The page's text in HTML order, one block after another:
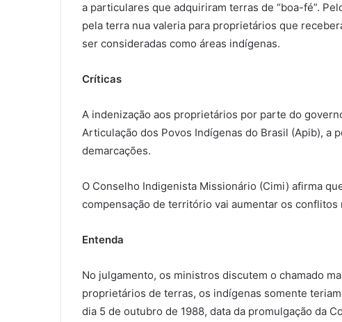
a particulares que adquiriram terras de “boa-fé”.
pela terra nua valeria para proprietários que
ser consideradas como áreas indígenas.
Críticas
A indenização aos proprietários por parte do
Articulação dos Povos Indígenas do Brasil (Apib), a
demarcações.
O Conselho Indigenista Missionário (Cimi) afirma
compensação de território vai aumentar os conflitos
Entenda
No julgamento, os ministros discutem o chamado
proprietários de terras, os indígenas somente
dia 5 de outubro de 1988, data da promulgação da